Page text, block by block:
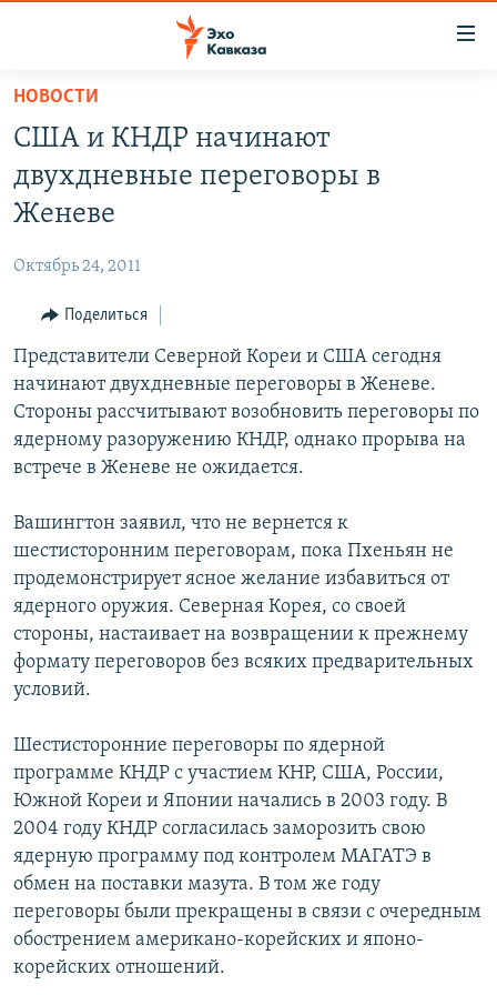
Вернуться
основному
содержанию
Вернутся
главной
навигации
Вернутся
поиску
СУХУМИ
ВЕСЬ КАВКАЗ
СЕВЕРНЫЙ КАВКАЗ
АРМЕНИЯ
АЗЕРБАЙДЖАН
ТЕМЫ
ПОЛИТИКА
ЭКОНОМИКА
ОБЩЕСТВО
КУЛЬТУРА
СПОРТ
МИР
РУБРИКИ
НЕКРУГЛЫЙ СТОЛ
ГОСТЬ НЕДЕЛИ
ПОЗИЦИЯ
БЛОГИ
ГОЛОСА
ЧИТАЕМ ПРЕССУ
МУЛЬТИМЕДИА
ВИДЕО
ФОТО
АУДИО
ПОДКАСТЫ
АРХИВ РАДИОПРОГРАММЫ
Все сайты РСЕ/РС
НОВОСТИ
США и КНДР начинают
двухдневные переговоры в
Женеве
Октябрь 24, 2011
Поделиться
Представители Северной Кореи и США сегодня
начинают двухдневные переговоры в Женеве.
Стороны рассчитывают возобновить переговоры по
ядерному разоружению КНДР, однако прорыва на
встрече в Женеве не ожидается.
Вашингтон заявил, что не вернется к
шестисторонним переговорам, пока Пхеньян не
продемонстрирует ясное желание избавиться от
ядерного оружия. Северная Корея, со своей
стороны, настаивает на возвращении к прежнему
формату переговоров без всяких предварительных
условий.
Шестисторонние переговоры по ядерной
программе КНДР с участием КНР, США, России,
Южной Кореи и Японии начались в 2003 году. В
2004 году КНДР согласилась заморозить свою
ядерную программу под контролем МАГАТЭ в
обмен на поставки мазута. В том же году
переговоры были прекращены в связи с очередным
обострением американо-корейских и японо-
корейских отношений.